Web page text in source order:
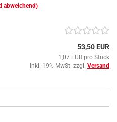
abweichend)
53,50 EUR
1,07 EUR pro Stück
inkl. 19% MwSt. zzgl. Versand